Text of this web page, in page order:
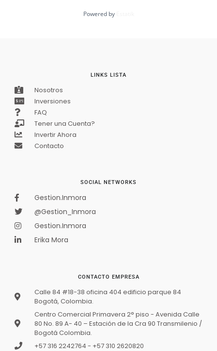
Powered by
CONTACTO EMPRESA
Calle 84 #18-38 oficina 404 edificio parque 84
Bogotá, Colombia.
Centro Comercial Primavera 2° piso - Avenida Calle
80 No. 89 A- 40 – Estación de la Cra 90 Transmilenio /
Bogotá Colombia.
+57 316 2242764 - +57 310 2620820
SOCIAL NETWORKS
Gestion.Inmora
@Gestion_Inmora
Gestion.Inmora
Erika Mora
LINKS LISTA
Nosotros
Inversiones
FAQ
Tener una Cuenta?
Invertir Ahora
Contacto